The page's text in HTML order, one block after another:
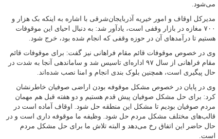
می‌شود.
مدیرکل اوقاف و امور خیریه آذربایجان‌شرقی با اشاره به اینکه بک هزار و
۷۰۰ مغازه در بازار وقفی است، یادآور شد: به دنبال احیای این موقوفات
هستیم تا درآمدهای آن در حوزه وقفی که انجام شده بود، خرج شود.
وی در خصوص موقوفات قائم مقام فراهانی نیز گفت: برای موقوفات قائم
مقام فراهانی از سال ۹۷ اداره‌ای تاسیس شد و ساماندهی آنجا به شدت در
حال پیگیری است، همچنین بلوک بندی انجام و امنا نصب شده‌اند.
وی در پایان در خصوص مشکل موقوفه بودن اراضی صوفیان خاطرنشان
کرد: برای حل مشکل صوفیان پیش قدم هستیم و دو هفته قبل هم مهمان
مردم صوفیان بودیم تا مشکل این منطقه حل شود. اوقاف آماده است در
قالب‌های مختلف مشکل مردم حل شود. وظیفه ما موقوفه داری است و در
حال حاضر این اتفاق رخ می‌دهد و البته تلاش ما برای حل مشکل مردم
است.